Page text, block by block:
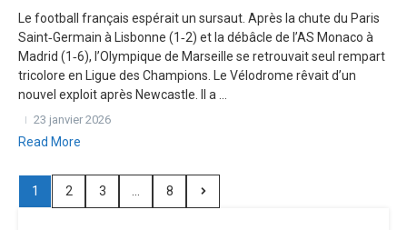
Le football français espérait un sursaut. Après la chute du Paris
Saint‑Germain à Lisbonne (1‑2) et la débâcle de l’AS Monaco à
Madrid (1‑6), l’Olympique de Marseille se retrouvait seul rempart
tricolore en Ligue des Champions. Le Vélodrome rêvait d’un
nouvel exploit après Newcastle. Il a ...
23 janvier 2026
Read More
1 2 3 8